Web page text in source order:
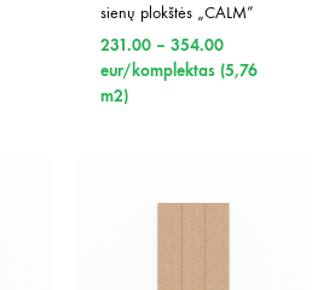
sienų plokštės „CALM”
231.00 – 354.00Price
range:
eur/komplektas (5,76
m2)